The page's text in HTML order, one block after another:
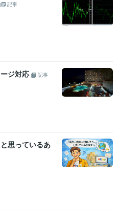
記事
ジ対応
記事
思っているあ